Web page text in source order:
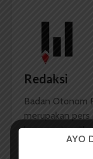
Redaksi
Badan Otonom
merupakan
kampus dan
Universitas
AYO